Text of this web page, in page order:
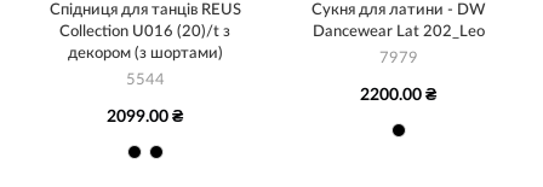
Спідниця для танців REUS
Collection U016 (20)/t з
декором (з шортами)
5544
2099.00 ₴
Сукня для латини - DW
Dancewear Lat 202_Leo
7979
2200.00 ₴